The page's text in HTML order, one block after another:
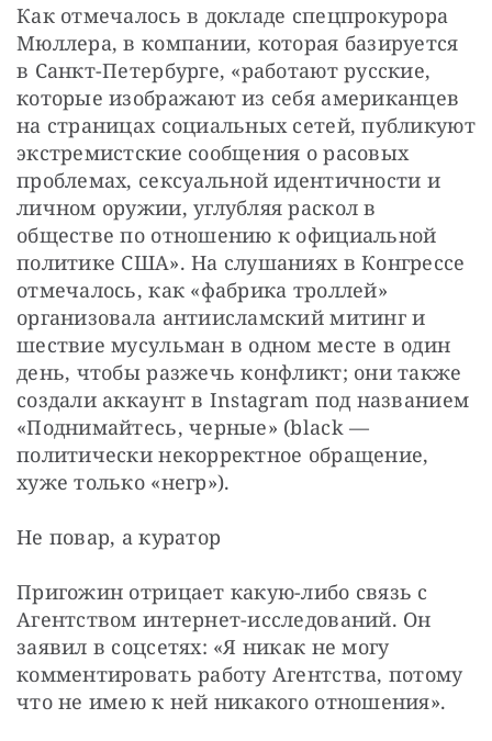
Как отмечалось в докладе спецпрокурора
Мюллера, в компании, которая базируется
в Санкт-Петербурге, «работают русские,
которые изображают из себя американцев
на страницах социальных сетей, публикуют
экстремистские сообщения о расовых
проблемах, сексуальной идентичности и
личном оружии, углубляя раскол в
обществе по отношению к официальной
политике США». На слушаниях в Конгрессе
отмечалось, как «фабрика троллей»
организовала антиисламский митинг и
шествие мусульман в одном месте в один
день, чтобы разжечь конфликт; они также
создали аккаунт в Instagram под названием
«Поднимайтесь, черные» (black —
политически некорректное обращение,
хуже только «негр»).
Не повар, а куратор
Пригожин отрицает какую-либо связь с
Агентством интернет-исследований. Он
заявил в соцсетях: «Я никак не могу
комментировать работу Агентства, потому
что не имею к ней никакого отношения».